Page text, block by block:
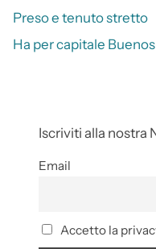
Preso e tenuto stretto
Ha per capitale
Iscriviti alla nostra
Email
Accetto la